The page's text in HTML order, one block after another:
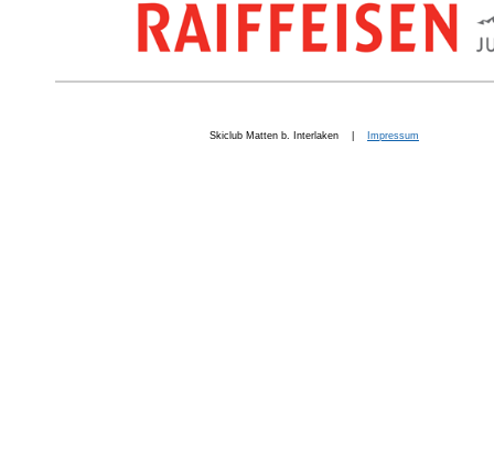
Skiclub Matten b. Interlaken | Impressum